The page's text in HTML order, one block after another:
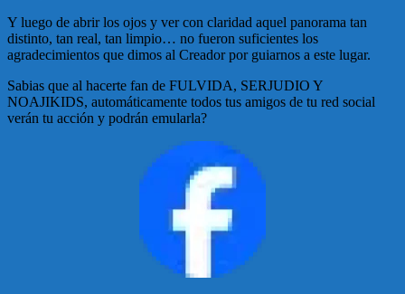
Y luego de abrir los ojos y ver con claridad aquel panorama tan
distinto, tan real, tan limpio… no fueron suficientes los
agradecimientos que dimos al Creador por guiarnos a este lugar.
Sabias que al hacerte fan de FULVIDA, SERJUDIO Y
NOAJIKIDS, automáticamente todos tus amigos de tu red social
verán tu acción y podrán emularla?